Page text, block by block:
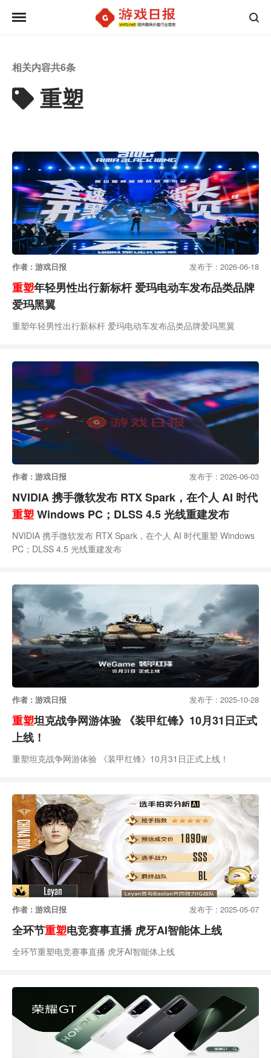
相关内容共6条
重塑
作者 : 游戏日报 发布于 : 2026-06-18
重塑年轻男性出行新标杆 爱玛电动车发布品类品牌
爱玛黑翼
重塑年轻男性出行新标杆 爱玛电动车发布品类品牌爱玛黑翼
作者 : 游戏日报 发布于 : 2026-06-03
NVIDIA 携手微软发布 RTX Spark，在个人 AI 时代
重塑Windows PC；DLSS 4.5 光线重建发布
NVIDIA 携手微软发布 RTX Spark，在个人 AI 时代重塑 Windows
PC；DLSS 4.5 光线重建发布
作者 : 游戏日报 发布于 : 2025-10-28
重塑坦克战争网游体验 《装甲红锋》10月31日正式
上线！
重塑坦克战争网游体验 《装甲红锋》10月31日正式上线！
作者 : 游戏日报 发布于 : 2025-05-07
全环节重塑电竞赛事直播 虎牙AI智能体上线
全环节重塑电竞赛事直播 虎牙AI智能体上线